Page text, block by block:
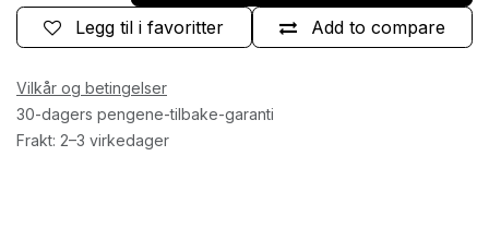
Add to compare
Legg til i favoritter
Vilkår og betingelser
30-dagers pengene-tilbake-garanti
Frakt: 2–3 virkedager